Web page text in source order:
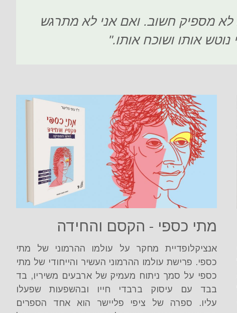
לא מספיק חשוב. ואם אני לא מתרגש
אותו ושוכח אותו."
מתי כספי - הקסם והחידה
אנציקלופדיית מחקר על עולמו ההרמוני של מתי
כספי. פרישת עולמו ההרמוני העשיר והייחודי של מתי
כספי על סמך ניתוח מעמיק של ארבעים משיריו, בד
בבד עם עיסוק ברבדי חייו ובהשפעות שפעלו
עליו. ספרה של ציפי פליישר הוא אחד הספרים